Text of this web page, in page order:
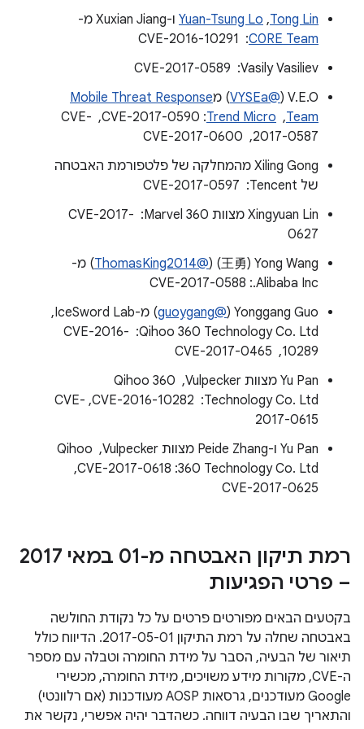
Tong Lin
,‏
Yuan-Tsung Lo ו-Xuxian Jiang מ-
C0RE Team
: ‏ CVE-2016-10291
Vasily Vasiliev: ‏ CVE-2017-0589
V.E.O‏ (
@VYSEa ) מMobile Threat Response
Team
, ‏
Trend Micro
:‏ CVE-2017-0590, ‏ CVE-
2017-0587, ‏ CVE-2017-0600
Xiling Gong מהמחלקה של פלטפורמת האבטחה
של Tencent: ‏ CVE-2017-0597
Xingyuan Lin מצוות 360 Marvel: ‏ CVE-2017-
0627
Yong Wang‏ (王勇)‏ (
@ThomasKing2014
) מ-
Alibaba Inc.:‏ CVE-2017-0588
Yonggang Guo‏ (
@guoygang
) מ-IceSword Lab, ‏
Qihoo 360 Technology Co. Ltd: ‏ CVE-2016-
10289, ‏ CVE-2017-0465
Yu Pan מצוות Vulpecker, ‏ Qihoo 360
Technology Co. Ltd: ‏ CVE-2016-10282,‏ CVE-
2017-0615
Yu Pan ו-Peide Zhang מצוות Vulpecker, ‏ Qihoo
360 Technology Co. Ltd:‏ CVE-2017-0618, ‏
CVE-2017-0625
רמת תיקון האבטחה מ-01 במאי 2017
– פרטי הפגיעות
בקטעים הבאים מפורטים פרטים על כל נקודת החולשה
באבטחה שחלה על רמת התיקון 2017-05-01. הדיווח כולל
תיאור של הבעיה, הסבר על מידת החומרה וטבלה עם מספר
ה-CVE, מקורות מידע משויכים, מידת החומרה, מכשירי
Google מעודכנים, גרסאות AOSP מעודכנות (אם רלוונטי)
והתאריך שבו הבעיה דווחה. כשהדבר יהיה אפשרי, נקשר את